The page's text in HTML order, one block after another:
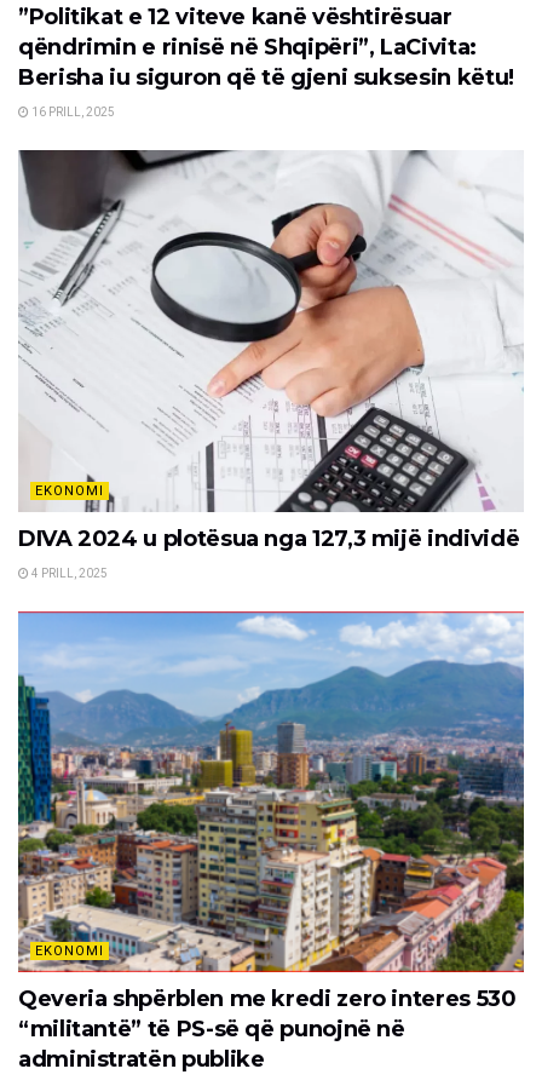
”Politikat e 12 viteve kanë vështirësuar
qëndrimin e rinisë në Shqipëri”, LaCivita:
Berisha iu siguron që të gjeni suksesin këtu!
16 PRILL, 2025
EKONOMI
DIVA 2024 u plotësua nga 127,3 mijë individë
4 PRILL, 2025
EKONOMI
Qeveria shpërblen me kredi zero interes 530
“militantë” të PS-së që punojnë në
administratën publike